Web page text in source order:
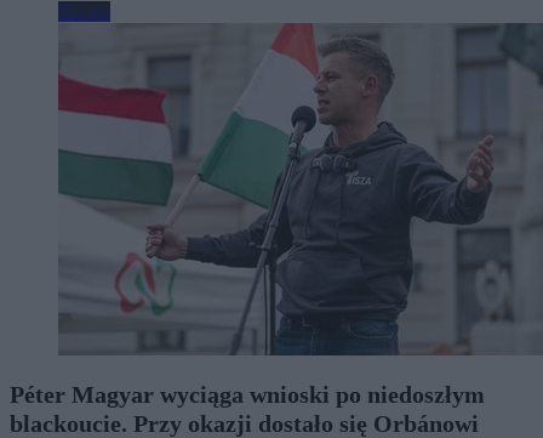
Biznes
Péter Magyar wyciąga wnioski po niedoszłym
blackoucie. Przy okazji dostało się Orbánowi